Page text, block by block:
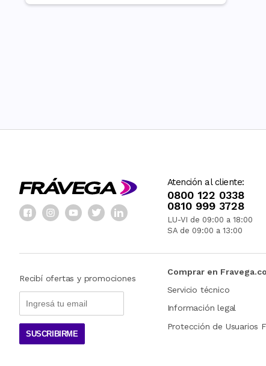
Atención al cliente:
0800 122 0338
0810 999 3728
LU-VI de 09:00 a 18:00
SA de 09:00 a 13:00
Recibí ofertas y promociones
SUSCRIBIRME
Comprar en
Servicio técnico
Información legal
Protección de Usuarios